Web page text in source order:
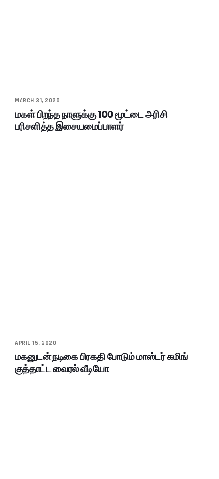
MARCH 31, 2020
மகள் பிறந்த நாளுக்கு 100 மூட்டை அரிசி
பரிசளித்த இசையமைப்பாளர்
APRIL 15, 2020
மகனுடன் நடிகை பிரகதி போடும் மாஸ்டர் கமிங்
குத்தாட்ட வைரல் வீடியோ